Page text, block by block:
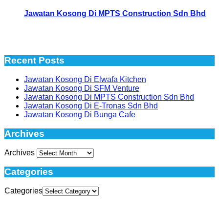
Jawatan Kosong Di MPTS Construction Sdn Bhd
Recent Posts
Jawatan Kosong Di Elwafa Kitchen
Jawatan Kosong Di SFM Venture
Jawatan Kosong Di MPTS Construction Sdn Bhd
Jawatan Kosong Di E-Tronas Sdn Bhd
Jawatan Kosong Di Bunga Cafe
Archives
Archives
Categories
Categories